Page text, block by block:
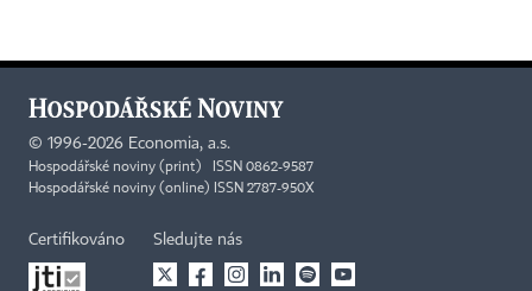
© 1996-2026 Economia, a.s.
Hospodářské noviny (print) ISSN 0862-9587
Hospodářské noviny (online) ISSN 2787-950X
Certifikováno Sledujte nás